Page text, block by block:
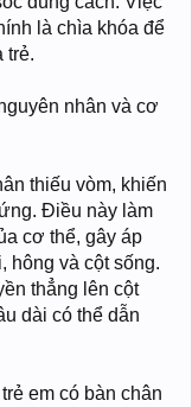
là chìa khóa để
trẻ.
nhân và cơ
thiếu vòm, khiến
Điều này làm
cơ thể, gây áp
hông và cột sống.
thẳng lên cột
dài có thể dẫn
em có bàn chân